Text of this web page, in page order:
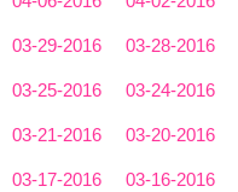
03-29-2016 03-28-2016
03-25-2016 03-24-2016
03-21-2016 03-20-2016
03-17-2016 03-16-2016